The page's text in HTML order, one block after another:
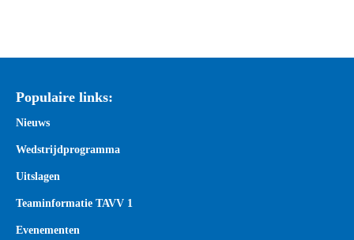
Populaire links:
Nieuws
Wedstrijdprogramma
Uitslagen
Teaminformatie TAVV 1
Evenementen